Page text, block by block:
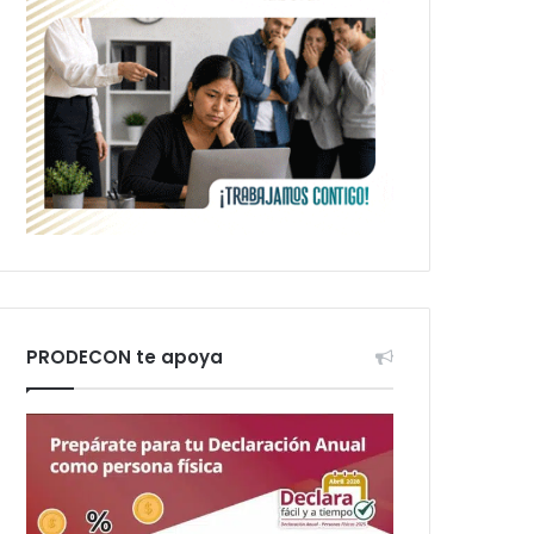
PRODECON te apoya